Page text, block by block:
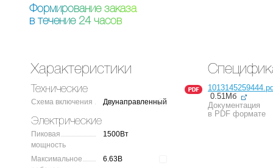
Формирование заказа
в течение 24 часов
Характеристики
Технические
Схема включения Двунаправленный
Электрические
Пиковая
мощность
1500Вт
Максимальное
6.63В
0.51Мб
Документация
в PDF формате